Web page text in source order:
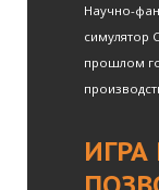
Научно-
симулятор
прошлом
ИГРА